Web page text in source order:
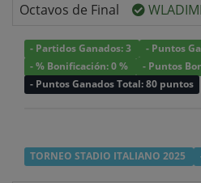
Octavos de Final
- Partidos Ganados: 3
- Puntos
- % Bonificación: 0 %
- Puntos
- Puntos Ganados Total: 80 puntos
TORNEO STADIO ITALIANO 2025